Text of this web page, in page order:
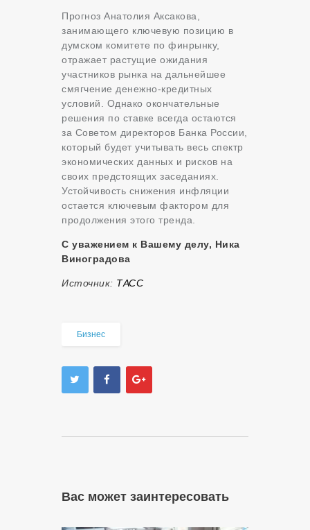
Прогноз Анатолия Аксакова,
занимающего ключевую позицию в
думском комитете по финрынку,
отражает растущие ожидания
участников рынка на дальнейшее
смягчение денежно-кредитных
условий. Однако окончательные
решения по ставке всегда остаются
за Советом директоров Банка России,
который будет учитывать весь спектр
экономических данных и рисков на
своих предстоящих заседаниях.
Устойчивость снижения инфляции
остается ключевым фактором для
продолжения этого тренда.
С уважением к Вашему делу, Ника
Виноградова
Источник: ТАСС
Бизнес
Вас может заинтересовать